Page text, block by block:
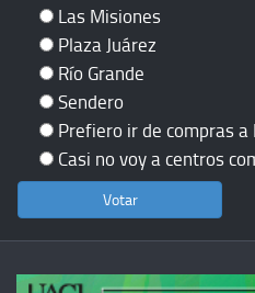
Las Misiones
Plaza Juárez
Río Grande
Sendero
Prefiero ir de compras a
Casi no voy a centros